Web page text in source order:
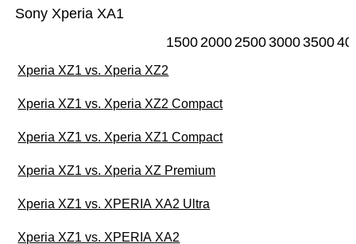
Sony Xperia XA1
15002000250030003500
Xperia XZ1 vs. Xperia XZ2
Xperia XZ1 vs. Xperia XZ2 Compact
Xperia XZ1 vs. Xperia XZ1 Compact
Xperia XZ1 vs. Xperia XZ Premium
Xperia XZ1 vs. XPERIA XA2 Ultra
Xperia XZ1 vs. XPERIA XA2